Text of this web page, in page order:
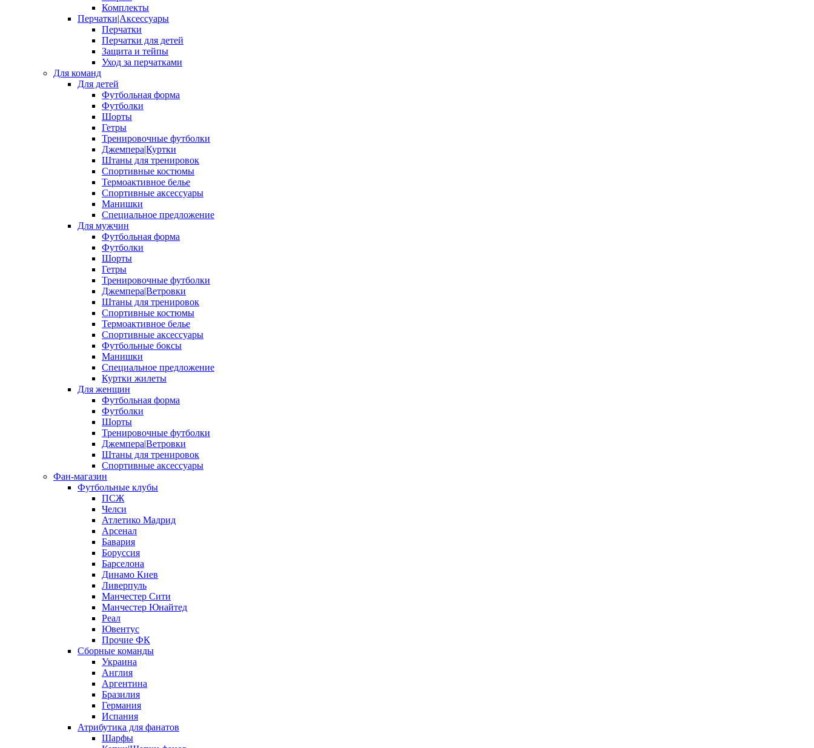
Комплекты
Перчатки|Аксессуары
Перчатки
Перчатки для детей
Защита и тейпы
Уход за перчатками
Для команд
Для детей
Футбольная форма
Футболки
Шорты
Гетры
Тренировочные футболки
Джемпера|Куртки
Штаны для тренировок
Спортивные костюмы
Термоактивное белье
Спортивные аксессуары
Манишки
Специальное предложение
Для мужчин
Футбольная форма
Футболки
Шорты
Гетры
Тренировочные футболки
Джемпера|Ветровки
Штаны для тренировок
Спортивные костюмы
Термоактивное белье
Спортивные аксессуары
Футбольные боксы
Манишки
Специальное предложение
Куртки жилеты
Для женщин
Футбольная форма
Футболки
Шорты
Тренировочные футболки
Джемпера|Ветровки
Штаны для тренировок
Спортивные аксессуары
Фан-магазин
Футбольные клубы
ПСЖ
Челси
Атлетико Мадрид
Арсенал
Бавария
Боруссия
Барселона
Динамо Киев
Ливерпуль
Манчестер Сити
Манчестер Юнайтед
Реал
Ювентус
Прочие ФК
Сборные команды
Украина
Англия
Аргентина
Бразилия
Германия
Испания
Атрибутика для фанатов
Шарфы